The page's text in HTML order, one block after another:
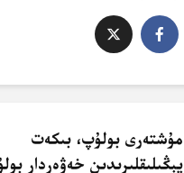
مۇشتەرى بولۇپ، بىكەت
يېڭىلىقلىرىدىن خەۋەردار